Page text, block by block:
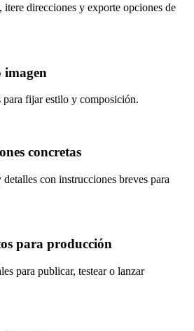
direcciones y exporte opciones de
imagen
para fijar estilo y composición.
concretas
con instrucciones breves para
para producción
para publicar, testear o lanzar